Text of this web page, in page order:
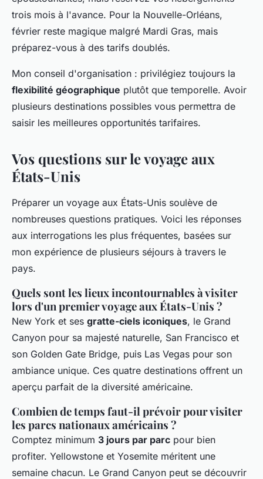
trois mois à l'avance. Pour la Nouvelle-Orléans,
février reste magique malgré Mardi Gras, mais
préparez-vous à des tarifs doublés.
Mon conseil d'organisation : privilégiez toujours la
flexibilité géographique plutôt que temporelle. Avoir
plusieurs destinations possibles vous permettra de
saisir les meilleures opportunités tarifaires.
Vos questions sur le voyage aux
États-Unis
Préparer un voyage aux États-Unis soulève de
nombreuses questions pratiques. Voici les réponses
aux interrogations les plus fréquentes, basées sur
mon expérience de plusieurs séjours à travers le
pays.
Quels sont les lieux incontournables à visiter
lors d'un premier voyage aux États-Unis ?
New York et ses gratte-ciels iconiques, le Grand
Canyon pour sa majesté naturelle, San Francisco et
son Golden Gate Bridge, puis Las Vegas pour son
ambiance unique. Ces quatre destinations offrent un
aperçu parfait de la diversité américaine.
Combien de temps faut-il prévoir pour visiter
les parcs nationaux américains ?
Comptez minimum 3 jours par parc pour bien
profiter. Yellowstone et Yosemite méritent une
semaine chacun. Le Grand Canyon peut se découvrir